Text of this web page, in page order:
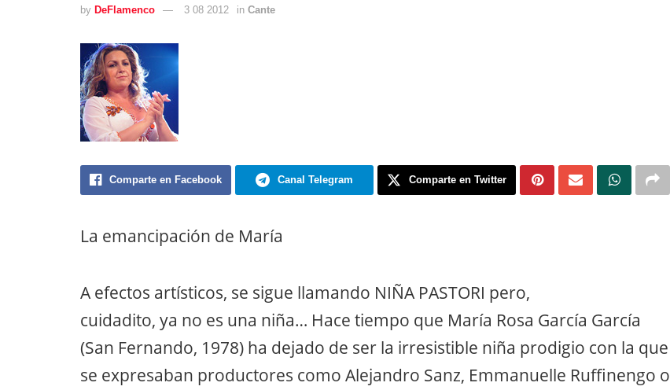
by DeFlamenco 3 08 2012 in Cante
Comparte en Facebook Canal Telegram Comparte en Twitter
La emancipación de María
A efectos artísticos, se sigue llamando NIÑA PASTORI pero,
cuidadito, ya no es una niña… Hace tiempo que María Rosa García García
(San Fernando, 1978) ha dejado de ser la irresistible niña prodigio con la que
se expresaban productores como Alejandro Sanz, Emmanuelle Ruffinengo o